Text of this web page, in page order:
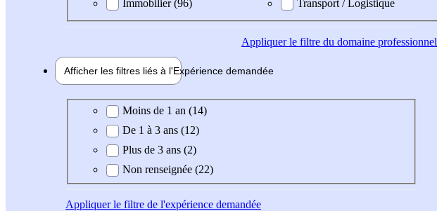
Immobilier (96)
Transport / Logistique
Appliquerle filtre du domaine professionnel
Afficher les filtres liés à l'Expérience demandée
Expérience demandée
Moins de 1 an (14)
De 1 à 3 ans (12)
Plus de 3 ans (2)
Non renseignée (22)
Appliquerle filtre de l'expérience demandée